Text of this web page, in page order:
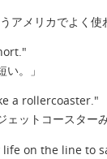
アメリカでよく使
い。」
a rollercoaster."
ェットコースター
on the line to